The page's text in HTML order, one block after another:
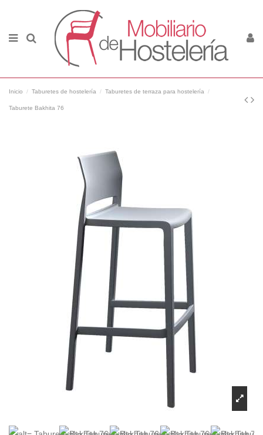
Inicio Taburetes de hostelería Taburetes de terraza para hostelería
Taburete Bakhita 76